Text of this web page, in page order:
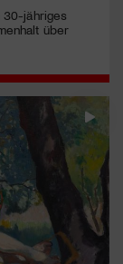
30-jähriges
über